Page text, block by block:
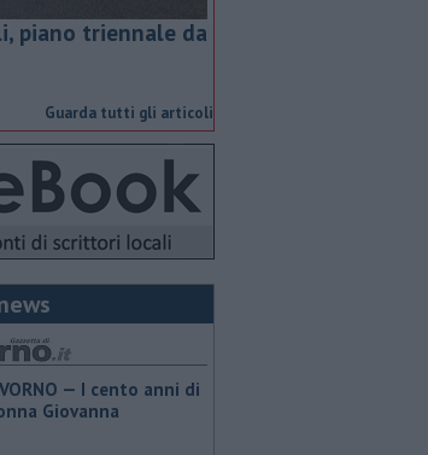
piano triennale da
Guarda tutti gli articoli
— I cento anni di
Giovanna